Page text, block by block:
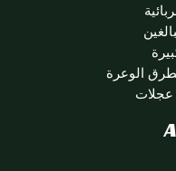
الوعرة